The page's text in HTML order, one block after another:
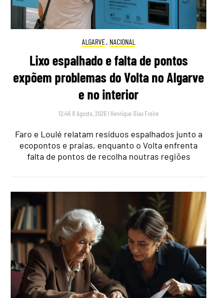
ALGARVE, NACIONAL
Lixo espalhado e falta de pontos
expõem problemas do Volta no Algarve
e no interior
12:46 8 Agosto, 2026 | Henrique Dias Freire
Faro e Loulé relatam resíduos espalhados junto a
ecopontos e praias, enquanto o Volta enfrenta
falta de pontos de recolha noutras regiões